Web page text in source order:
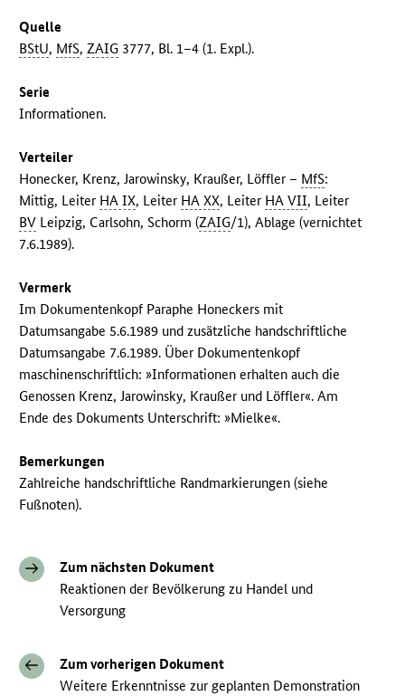
Quelle
BStU, MfS,ZAIG 3777, Bl. 1–4 (1. Expl.).
Serie
Informationen.
Verteiler
Honecker, Krenz, Jarowinsky, Kraußer, Löffler – MfS:
Mittig, Leiter HA IX, Leiter HA XX, Leiter HA VII, Leiter
BV Leipzig, Carlsohn, Schorm (ZAIG/1), Ablage (vernichtet
7.6.1989).
Vermerk
Im Dokumentenkopf Paraphe Honeckers mit
Datumsangabe 5.6.1989 und zusätzliche handschriftliche
Datumsangabe 7.6.1989. Über Dokumentenkopf
maschinenschriftlich: »Informationen erhalten auch die
Genossen Krenz, Jarowinsky, Kraußer und Löffler«. Am
Ende des Dokuments Unterschrift: »Mielke«.
Bemerkungen
Zahlreiche handschriftliche Randmarkierungen (siehe
Fußnoten).
Zum nächsten Dokument
Reaktionen der Bevölkerung zu Handel und
Versorgung
Zum vorherigen Dokument
Weitere Erkenntnisse zur geplanten Demonstration